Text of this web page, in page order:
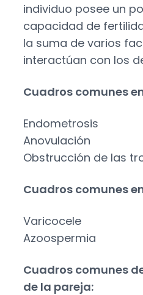
individuo posee un
capacidad de
la suma de varios
interactúan con los
Cuadros comunes
Endometrosis
Anovulación
Obstrucción de las
Cuadros comunes
Varicocele
Azoospermia
Cuadros comunes
de la pareja: